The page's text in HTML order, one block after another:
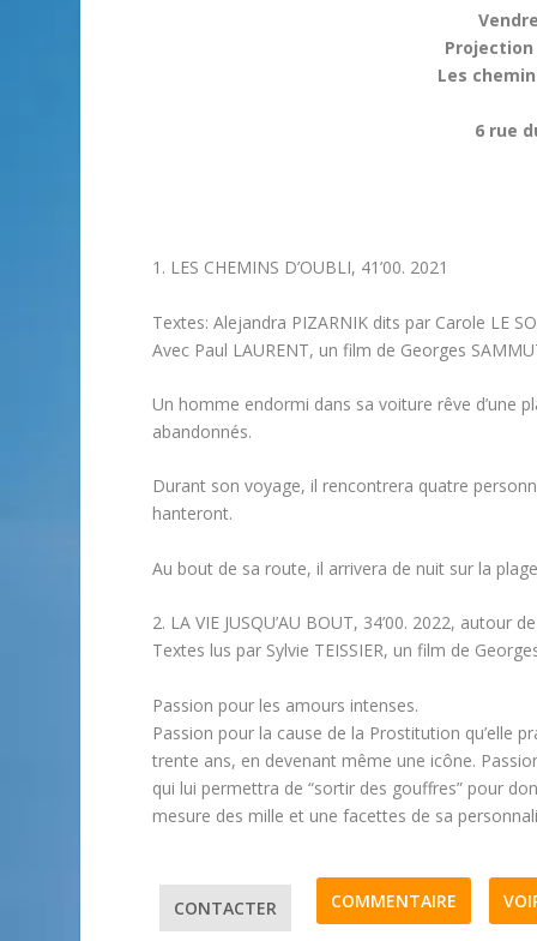
Les
6 rue
1. LES CHEMINS D’OUBLI, 41’00. 2021
Textes: Alejandra PIZARNIK dits par Carole LE
Avec Paul LAURENT, un film de Georges
Un homme endormi dans sa voiture rêve d’une
abandonnés.
Durant son voyage, il rencontrera quatre
hanteront.
Au bout de sa route, il arrivera de nuit sur la
2. LA VIE JUSQU’AU BOUT, 34’00. 2022, autour
Textes lus par Sylvie TEISSIER, un film de
Passion pour les amours intenses.
Passion pour la cause de la Prostitution qu’elle
trente ans, en devenant même une icône.
qui lui permettra de “sortir des gouffres” pour
mesure des mille et une facettes de sa
CONTACTER COMMENTAIRE